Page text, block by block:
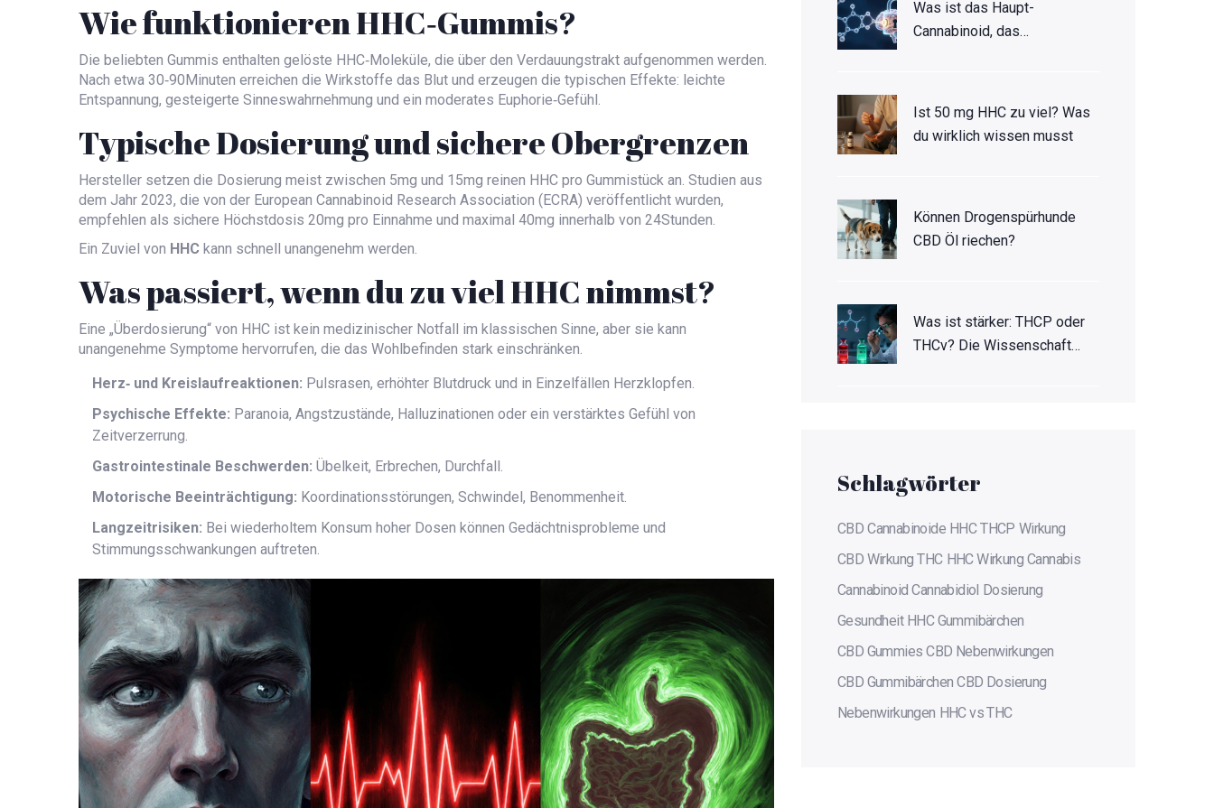
Wie funktionierenHHC‑Gummis?
Die beliebten Gummis enthalten gelöste HHC‑Moleküle, die über den Verdauungstrakt aufgenommen werden.
Nach etwa 30‑90Minuten erreichen die Wirkstoffe das Blut und erzeugen die typischen Effekte: leichte
Entspannung, gesteigerte Sinneswahrnehmung und ein moderates Euphorie‑Gefühl.
TypischeDosierungund sichere Obergrenzen
Hersteller setzen die Dosierung meist zwischen 5mg und 15mg reinen HHC pro Gummistück an. Studien aus
dem Jahr 2023, die von der European Cannabinoid Research Association (ECRA) veröffentlicht wurden,
empfehlen als sichere Höchstdosis 20mg pro Einnahme und maximal 40mg innerhalb von 24Stunden.
Ein Zuviel von HHC kann schnell unangenehm werden.
Was passiert, wenn du zu vielHHCnimmst?
Eine „Überdosierung“ von HHC ist kein medizinischer Notfall im klassischen Sinne, aber sie kann
unangenehme Symptome hervorrufen, die das Wohlbefinden stark einschränken.
Herz‑ und Kreislaufreaktionen: Pulsrasen, erhöhter Blutdruck und in Einzelfällen Herzklopfen.
Psychische Effekte: Paranoia, Angstzustände, Halluzinationen oder ein verstärktes Gefühl von
Zeitverzerrung.
Gastrointestinale Beschwerden: Übelkeit, Erbrechen, Durchfall.
Motorische Beeinträchtigung: Koordinationsstörungen, Schwindel, Benommenheit.
Langzeitrisiken: Bei wiederholtem Konsum hoher Dosen können Gedächtnisprobleme und
Stimmungsschwankungen auftreten.
Was ist das Haupt-
Cannabinoid, das
Ist 50 mg HHC zu viel? Was
du wirklich wissen musst
Können Drogenspürhunde
CBD Öl riechen?
Was ist stärker: THCP oder
THCv? Die Wissenschaft
Schlagwörter
CBD Cannabinoide HHC THCP Wirkung
CBD Wirkung THC HHC Wirkung Cannabis
Cannabinoid Cannabidiol Dosierung
Gesundheit HHC Gummibärchen
CBD Gummies CBD Nebenwirkungen
CBD Gummibärchen CBD Dosierung
Nebenwirkungen HHC vs THC